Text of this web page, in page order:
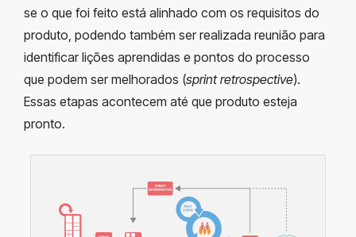
se o que foi feito está alinhado com os requisitos do
produto, podendo também ser realizada reunião para
identificar lições aprendidas e pontos do processo
que podem ser melhorados (sprint retrospective).
Essas etapas acontecem até que produto esteja
pronto.